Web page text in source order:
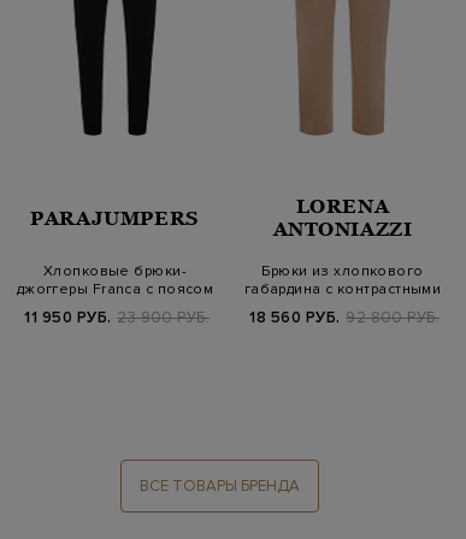
PARAJUMPERS
Хлопковые брюки-
джоггеры Franca с поясом
11 950 РУБ. 23 900 РУБ.
LORENA
ANTONIAZZI
Брюки из хлопкового
габардина с контрастными
18 560 РУБ. 92 800 РУБ.
ВСЕ ТОВАРЫ БРЕНДА